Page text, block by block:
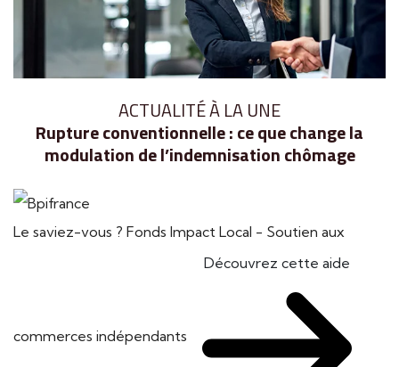
ACTUALITÉ À LA UNE
Rupture conventionnelle : ce que change la
modulation de l’indemnisation chômage
Le saviez-vous ? Fonds Impact Local - Soutien aux
commerces indépendants
Découvrez cette aide